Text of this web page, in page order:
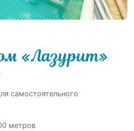
«Лазурит»
самостоятельного
метров